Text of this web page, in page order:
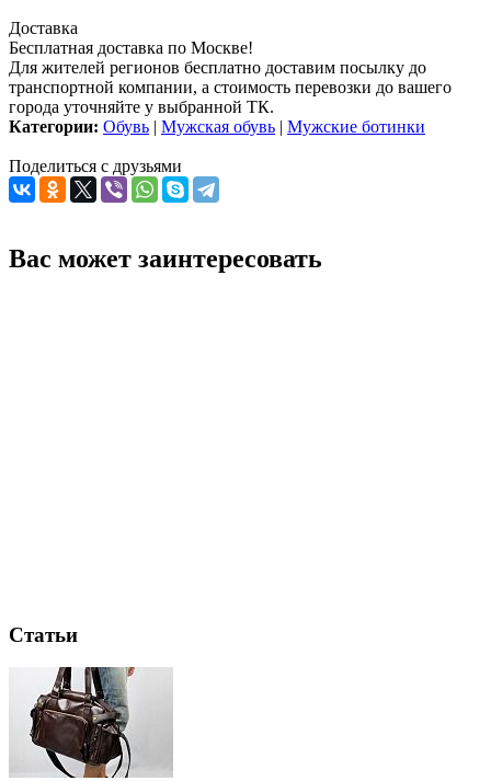
Доставка
Бесплатная доставка по Москве!
Для жителей регионов бесплатно доставим посылку до
транспортной компании, а стоимость перевозки до вашего
города уточняйте у выбранной ТК.
Категории: Обувь | Мужская обувь | Мужские ботинки
Поделиться с друзьями
Вас может заинтересовать
Статьи